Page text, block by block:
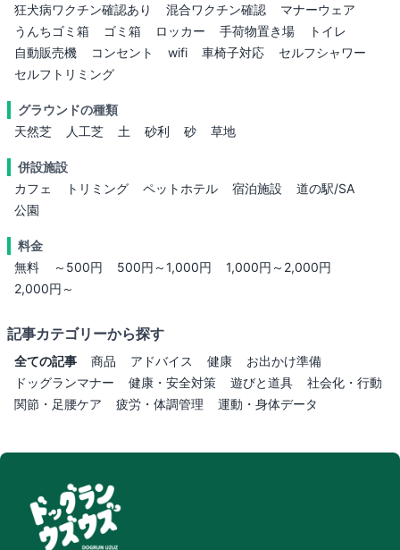
狂犬病ワクチン確認あり
混合ワクチン確認
マナーウェア
うんちゴミ箱
ゴミ箱 ロッカー 手荷物置き場
トイレ
自動販売機
コンセント wifi 車椅子対応
セルフシャワー
セルフトリミング
グラウンドの種類
天然芝
人工芝 土 砂利 砂 草地
併設施設
カフェ
トリミング ペットホテル 宿泊施設
道の駅/SA
公園
料金
無料
～500円 500円～1,000円
1,000円～2,000円
2,000円～
記事カテゴリーから探す
全ての記事 商品 アドバイス 健康
お出かけ準備
ドッグランマナー
健康・安全対策 遊びと道具
社会化・行動
関節・足腰ケア
疲労・体調管理 運動・身体データ